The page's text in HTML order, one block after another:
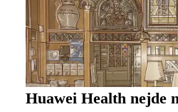
Huawei Health nejde